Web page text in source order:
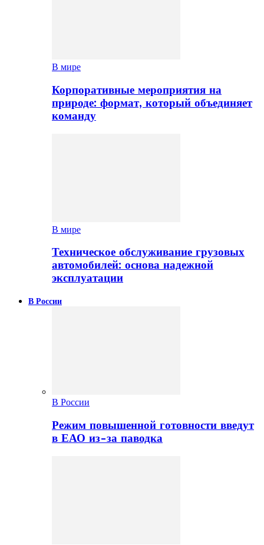
В мире
Корпоративные мероприятия на
природе: формат, который объединяет
команду
В мире
Техническое обслуживание грузовых
автомобилей: основа надежной
эксплуатации
В России
В России
Режим повышенной готовности введут
в ЕАО из-за паводка